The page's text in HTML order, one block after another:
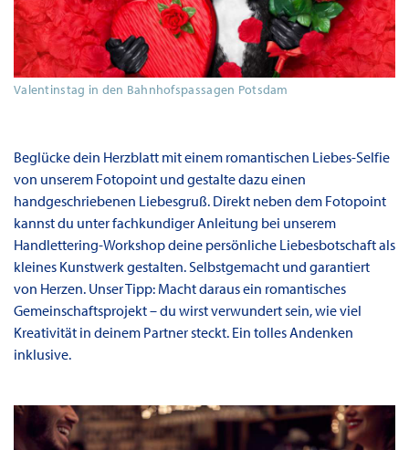
Valentinstag in den Bahnhofspassagen Potsdam
Beglücke dein Herzblatt mit einem romantischen Liebes-Selfie
von unserem Fotopoint und gestalte dazu einen
handgeschriebenen Liebesgruß. Direkt neben dem Fotopoint
kannst du unter fachkundiger Anleitung bei unserem
Handlettering-Workshop deine persönliche Liebesbotschaft als
kleines Kunstwerk gestalten. Selbstgemacht und garantiert
von Herzen. Unser Tipp: Macht daraus ein romantisches
Gemeinschaftsprojekt – du wirst verwundert sein, wie viel
Kreativität in deinem Partner steckt. Ein tolles Andenken
inklusive.